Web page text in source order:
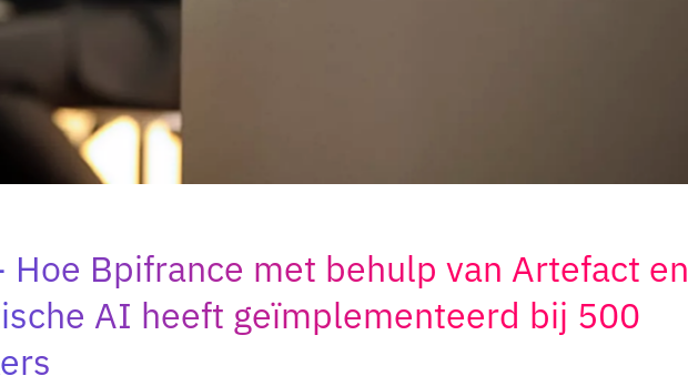
Hoe Bpifrance met behulp van Artefact en
AI heeft geïmplementeerd bij 500